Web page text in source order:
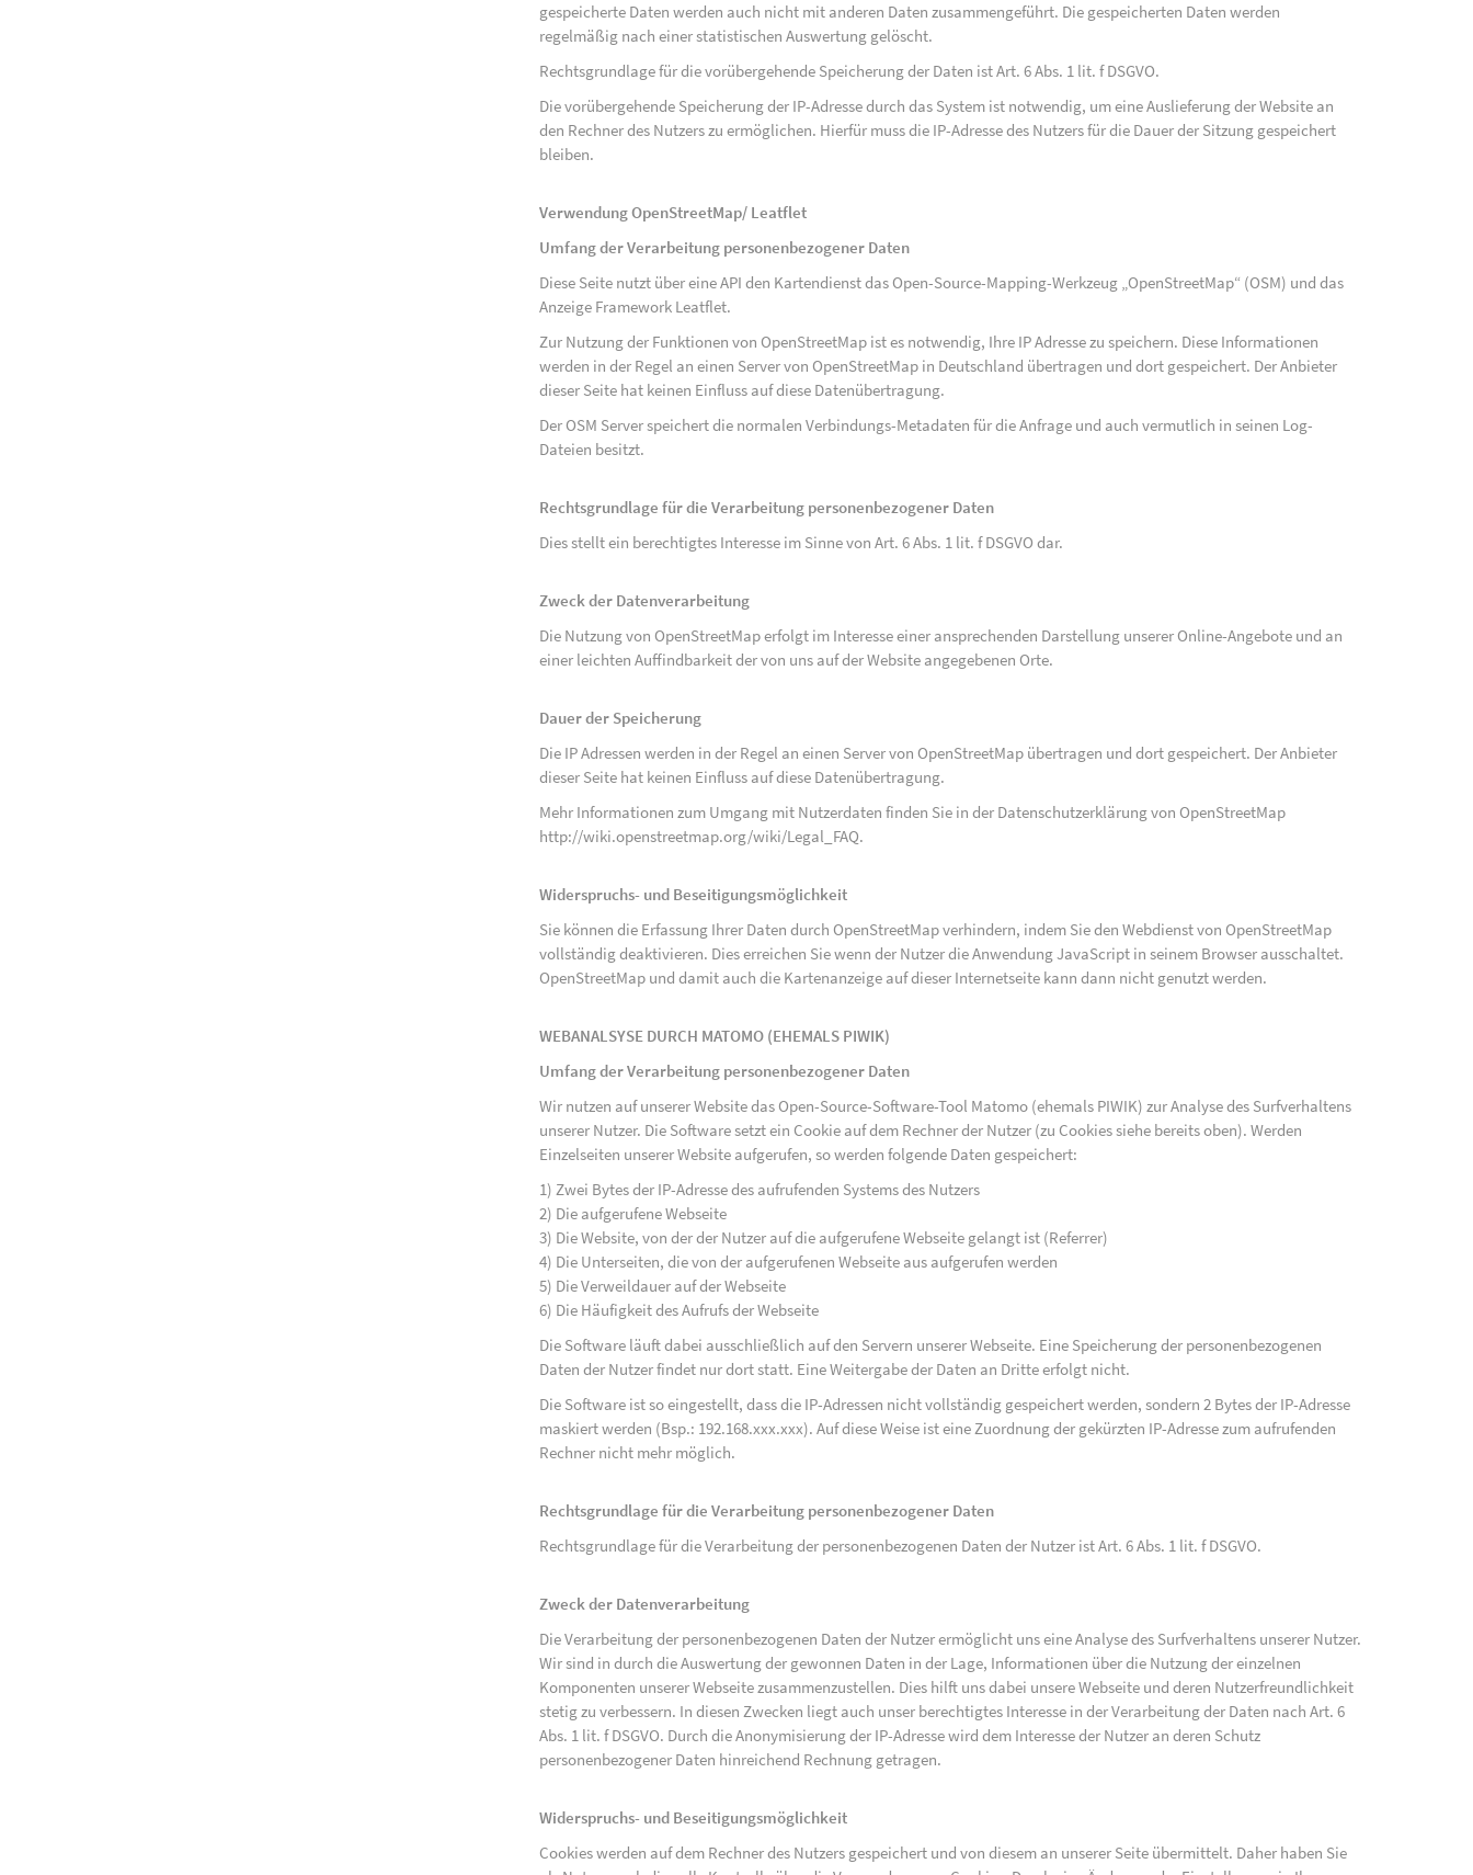
gespeicherte Daten werden auch nicht mit anderen Daten zusammengeführt. Die gespeicherten Daten werden
regelmäßig nach einer statistischen Auswertung gelöscht.
Rechtsgrundlage für die vorübergehende Speicherung der Daten ist Art. 6 Abs. 1 lit. f DSGVO.
Die vorübergehende Speicherung der IP-Adresse durch das System ist notwendig, um eine Auslieferung der Website an
den Rechner des Nutzers zu ermöglichen. Hierfür muss die IP-Adresse des Nutzers für die Dauer der Sitzung gespeichert
bleiben.
Verwendung OpenStreetMap/ Leatflet
Umfang der Verarbeitung personenbezogener Daten
Diese Seite nutzt über eine API den Kartendienst das Open-Source-Mapping-Werkzeug „OpenStreetMap“ (OSM) und das
Anzeige Framework Leatflet.
Zur Nutzung der Funktionen von OpenStreetMap ist es notwendig, Ihre IP Adresse zu speichern. Diese Informationen
werden in der Regel an einen Server von OpenStreetMap in Deutschland übertragen und dort gespeichert. Der Anbieter
dieser Seite hat keinen Einfluss auf diese Datenübertragung.
Der OSM Server speichert die normalen Verbindungs-Metadaten für die Anfrage und auch vermutlich in seinen Log-
Dateien besitzt.
Rechtsgrundlage für die Verarbeitung personenbezogener Daten
Dies stellt ein berechtigtes Interesse im Sinne von Art. 6 Abs. 1 lit. f DSGVO dar.
Zweck der Datenverarbeitung
Die Nutzung von OpenStreetMap erfolgt im Interesse einer ansprechenden Darstellung unserer Online-Angebote und an
einer leichten Auffindbarkeit der von uns auf der Website angegebenen Orte.
Dauer der Speicherung
Die IP Adressen werden in der Regel an einen Server von OpenStreetMap übertragen und dort gespeichert. Der Anbieter
dieser Seite hat keinen Einfluss auf diese Datenübertragung.
Mehr Informationen zum Umgang mit Nutzerdaten finden Sie in der Datenschutzerklärung von OpenStreetMap
http://wiki.openstreetmap.org/wiki/Legal_FAQ.
Widerspruchs- und Beseitigungsmöglichkeit
Sie können die Erfassung Ihrer Daten durch OpenStreetMap verhindern, indem Sie den Webdienst von OpenStreetMap
vollständig deaktivieren. Dies erreichen Sie wenn der Nutzer die Anwendung JavaScript in seinem Browser ausschaltet.
OpenStreetMap und damit auch die Kartenanzeige auf dieser Internetseite kann dann nicht genutzt werden.
WEBANALSYSE DURCH MATOMO (EHEMALS PIWIK)
Umfang der Verarbeitung personenbezogener Daten
Wir nutzen auf unserer Website das Open-Source-Software-Tool Matomo (ehemals PIWIK) zur Analyse des Surfverhaltens
unserer Nutzer. Die Software setzt ein Cookie auf dem Rechner der Nutzer (zu Cookies siehe bereits oben). Werden
Einzelseiten unserer Website aufgerufen, so werden folgende Daten gespeichert:
1) Zwei Bytes der IP-Adresse des aufrufenden Systems des Nutzers
2) Die aufgerufene Webseite
3) Die Website, von der der Nutzer auf die aufgerufene Webseite gelangt ist (Referrer)
4) Die Unterseiten, die von der aufgerufenen Webseite aus aufgerufen werden
5) Die Verweildauer auf der Webseite
6) Die Häufigkeit des Aufrufs der Webseite
Die Software läuft dabei ausschließlich auf den Servern unserer Webseite. Eine Speicherung der personenbezogenen
Daten der Nutzer findet nur dort statt. Eine Weitergabe der Daten an Dritte erfolgt nicht.
Die Software ist so eingestellt, dass die IP-Adressen nicht vollständig gespeichert werden, sondern 2 Bytes der IP-Adresse
maskiert werden (Bsp.: 192.168.xxx.xxx). Auf diese Weise ist eine Zuordnung der gekürzten IP-Adresse zum aufrufenden
Rechner nicht mehr möglich.
Rechtsgrundlage für die Verarbeitung personenbezogener Daten
Rechtsgrundlage für die Verarbeitung der personenbezogenen Daten der Nutzer ist Art. 6 Abs. 1 lit. f DSGVO.
Zweck der Datenverarbeitung
Die Verarbeitung der personenbezogenen Daten der Nutzer ermöglicht uns eine Analyse des Surfverhaltens unserer Nutzer.
Wir sind in durch die Auswertung der gewonnen Daten in der Lage, Informationen über die Nutzung der einzelnen
Komponenten unserer Webseite zusammenzustellen. Dies hilft uns dabei unsere Webseite und deren Nutzerfreundlichkeit
stetig zu verbessern. In diesen Zwecken liegt auch unser berechtigtes Interesse in der Verarbeitung der Daten nach Art. 6
Abs. 1 lit. f DSGVO. Durch die Anonymisierung der IP-Adresse wird dem Interesse der Nutzer an deren Schutz
personenbezogener Daten hinreichend Rechnung getragen.
Widerspruchs- und Beseitigungsmöglichkeit
Cookies werden auf dem Rechner des Nutzers gespeichert und von diesem an unserer Seite übermittelt. Daher haben Sie